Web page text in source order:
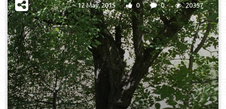
12 May, 2015 0 0 20357